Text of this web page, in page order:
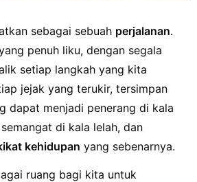
sebagai sebuah perjalanan.
penuh liku, dengan segala
setiap langkah yang kita
jejak yang terukir, tersimpan
dapat menjadi penerang di kala
di kala lelah, dan
kehidupan yang sebenarnya.
ruang bagi kita untuk